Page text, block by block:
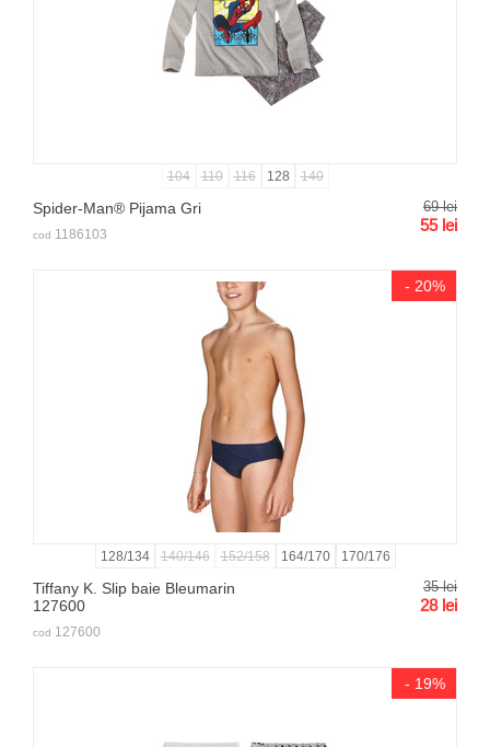
104 110 116 128 140
Spider-Man® Pijama Gri 69 lei
55 lei
cod 1186103
- 20%
128/134 140/146 152/158 164/170 170/176
Tiffany K. Slip baie Bleumarin
127600
35 lei
28 lei
cod 127600
- 19%